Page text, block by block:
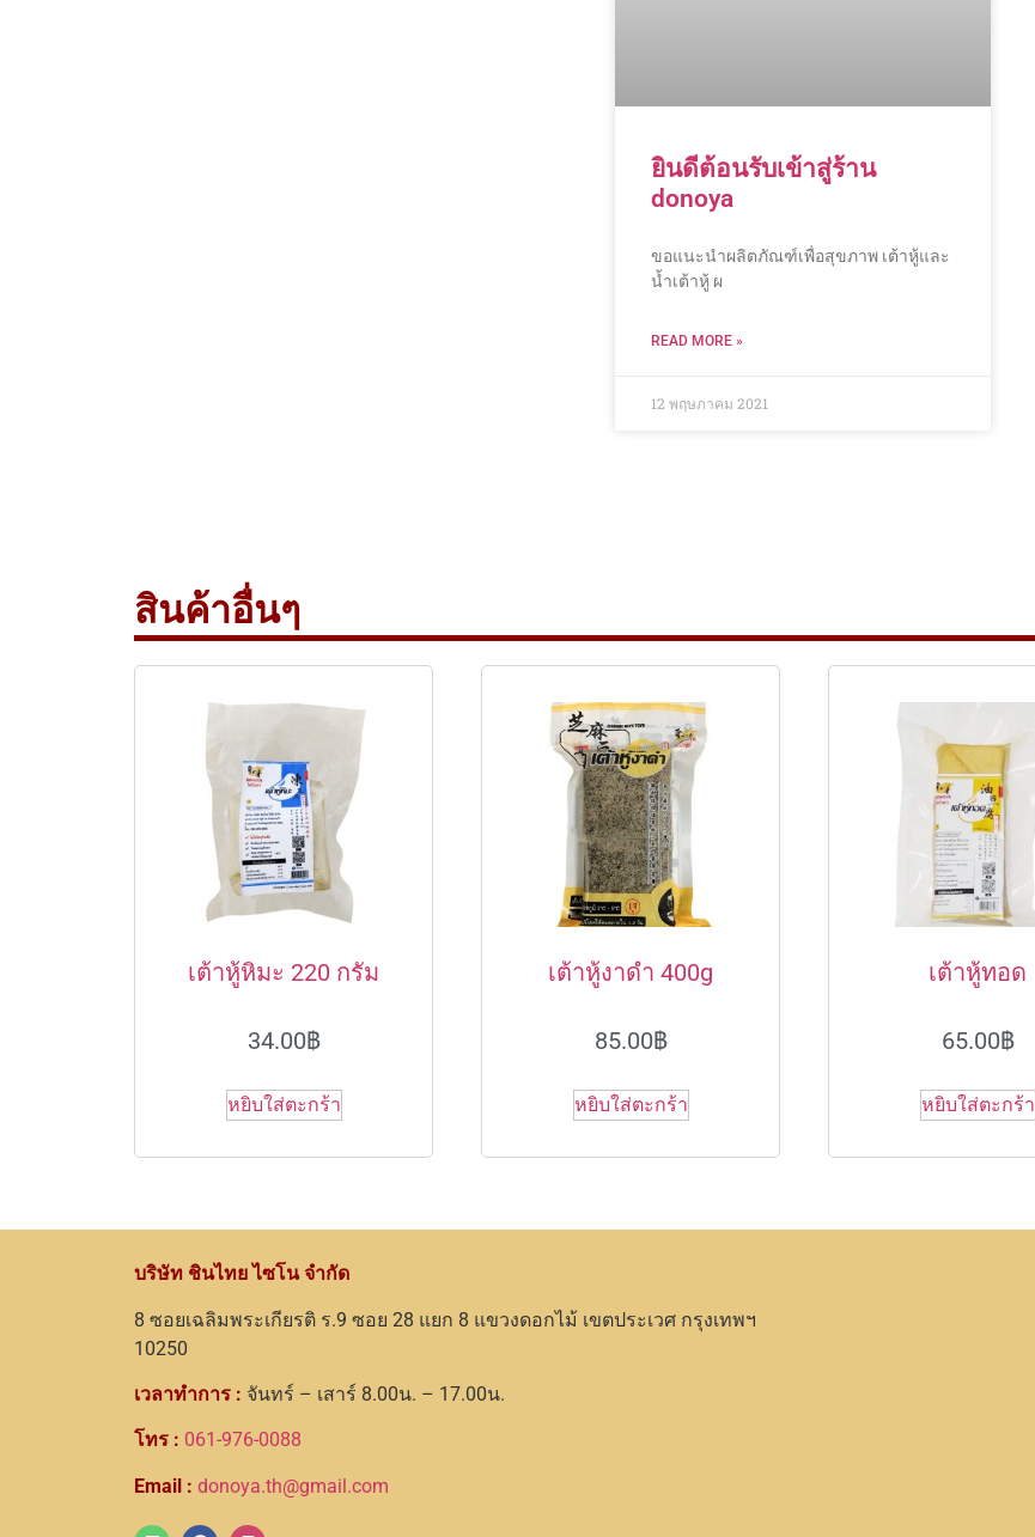
ยินดีต้อนรับเข้าสู่ร้าน
donoya
ขอแนะนำผลิตภัณฑ์เพื่อสุขภาพ เต้าหู้และ
น้ำเต้าหู้ ผ
READ MORE »
12 พฤษภาคม 2021
สินค้าอื่นๆ
เต้าหู้หิมะ 220 กรัม
34.00฿
หยิบใส่ตะกร้า
เต้าหู้งาดำ 400g
85.00฿
หยิบใส่ตะกร้า
เต้าหู้ทอด
65.00฿
หยิบใส่ตะกร้า
บริษัท ชินไทย ไซโน จำกัด
8 ซอยเฉลิมพระเกียรติ ร.9 ซอย 28 แยก 8 แขวงดอกไม้ เขตประเวศ กรุงเทพฯ
10250
เวลาทำการ : จันทร์ – เสาร์ 8.00น. – 17.00น.
โทร : 061-976-0088
Email : donoya.th@gmail.com